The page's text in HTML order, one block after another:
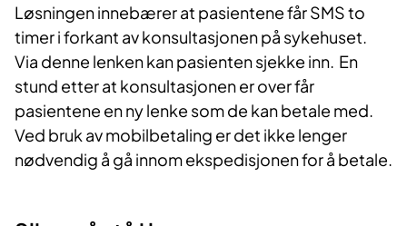
Løsningen innebærer at pasientene får SMS to
timer i forkant av konsultasjonen på sykehuset.
Via denne lenken kan pasienten sjekke inn. En
stund etter at konsultasjonen er over får
pasientene en ny lenke som de kan betale med.
Ved bruk av mobilbetaling er det ikke lenger
nødvendig å gå innom ekspedisjonen for å betale.